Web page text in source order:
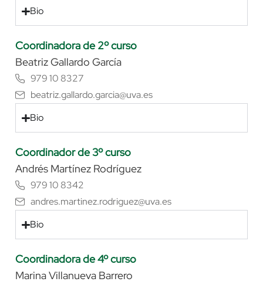
Bio
Coordinadora de 2º curso
Beatriz Gallardo García
979 10 8327
beatriz.gallardo.garcia@uva.es
Bio
Coordinador de 3º curso
Andrés Martínez Rodríguez
979 10 8342
andres.martinez.rodriguez@uva.es
Bio
Coordinadora de 4º curso
Marina Villanueva Barrero